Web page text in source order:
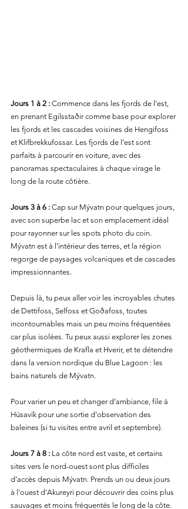
Jours 1 à 2 : Commence dans les fjords de l’est,
en prenant Egilsstaðir comme base pour explorer
les fjords et les cascades voisines de Hengifoss
et Klifbrekkufossar. Les fjords de l’est sont
parfaits à parcourir en voiture, avec des
panoramas spectaculaires à chaque virage le
long de la route côtière.
Jours 3 à 6 : Cap sur Mývatn pour quelques jours,
avec son superbe lac et son emplacement idéal
pour rayonner sur les spots photo du coin.
Mývatn est à l’intérieur des terres, et la région
regorge de paysages volcaniques et de cascades
impressionnantes.
Depuis là, tu peux aller voir les incroyables chutes
de Dettifoss, Selfoss et Goðafoss, toutes
incontournables mais un peu moins fréquentées
car plus isolées. Tu peux aussi explorer les zones
géothermiques de Krafla et Hverir, et te détendre
dans la version nordique du Blue Lagoon : les
bains naturels de Mývatn.
Pour varier un peu et changer d’ambiance, file à
Húsavík pour une sortie d’observation des
baleines (si tu visites entre avril et septembre).
Jours 7 à 8 : La côte nord est vaste, et certains
sites vers le nord-ouest sont plus difficiles
d’accès depuis Mývatn. Prends un ou deux jours
à l’ouest d’Akureyri pour découvrir des coins plus
sauvages et moins fréquentés le long de la côte.